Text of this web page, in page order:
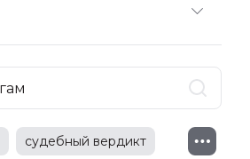
судебный вердикт